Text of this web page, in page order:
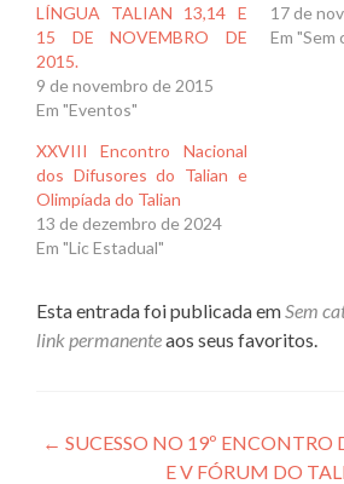
LÍNGUA TALIAN 13,14 E
15 DE NOVEMBRO DE
2015.
9 de novembro de 2015
Em "Eventos"
17 de
Em "Sem
XXVIII Encontro Nacional
dos Difusores do Talian e
Olimpíada do Talian
13 de dezembro de 2024
Em "Lic Estadual"
Esta entrada foi publicada emSem
link permanenteaos seus favoritos.
Navegação
← SUCESSO NO 19º ENCONTRO
E V FÓRUM DO